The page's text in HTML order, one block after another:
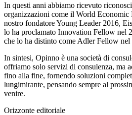
In questi anni abbiamo ricevuto
organizzazioni come il World Economic
nostro fondatore Young Leader 2016,
lo ha proclamato Innovation Fellow nel
che lo ha distinto come Adler Fellow nel
In sintesi, Opinno è una società di
offriamo solo servizi di consulenza, ma
fino alla fine, fornendo soluzioni
lungimirante, pensando sempre al
venire.
Orizzonte editoriale